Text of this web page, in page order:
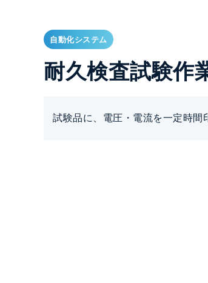
自動化システム
耐久検査試験作
試験品に、電圧・電流を一定時間